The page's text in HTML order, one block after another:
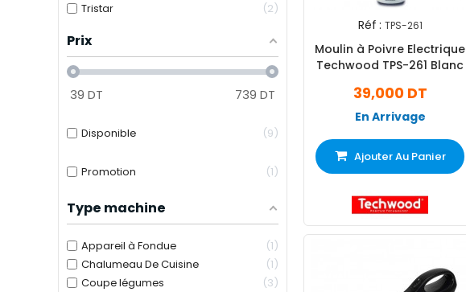
Tristar
2
Prix
39 DT 739 DT
Disponible 9
Promotion 1
Type machine
Appareil à Fondue
1
Chalumeau De Cuisine
1
Coupe légumes
3
Réf : TPS-261
Moulin à Poivre Electrique
Techwood TPS-261 Blanc
39,000 DT
En Arrivage
Ajouter Au Panier